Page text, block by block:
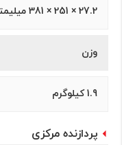
27.2 × 251 × 381 میلیمتر
وزن
1.9 کیلوگرم
پردازنده مرکزی